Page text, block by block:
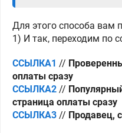
Для этого способа вам
1) И так, переходим по
ССЫЛКА1 //
оплаты сразу
ССЫЛКА2 //
страница оплаты сразу
ССЫЛКА3 // Продавец,